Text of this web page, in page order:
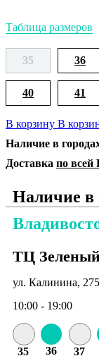
Таблица размеров
35 36
40 41
В корзину В
Наличие в
Доставка по всей
Наличие в
ТЦ Зеленый
ул. Калинина,
10:00 - 19:00
35 36 37